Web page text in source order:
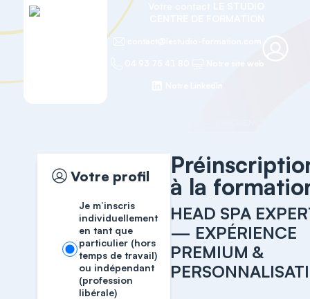
Votre profil
Je m’inscris
individuellement
en tant que
particulier (hors
temps de travail)
ou indépendant
(profession
libérale)
à la
HEAD SPA
— EXPÉRIENCE
PREMIUM &